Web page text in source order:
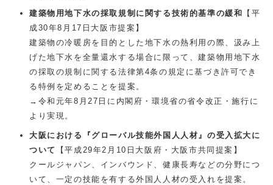
建築物用地下水の採取規制に関する技術的基準の緩和
【平
成30年8月17日大阪市提案】
建築物の冷暖房を目的とした地下水の熱利用の際、汲み上
げた地下水を全量還水する場合に限って、建築物用地下水
の採取の規制に関する法律第4条の規定に基づき許可でき
る特例を定めることを提案。
→令和元年8月27日に内閣府・環境省の省令改正・施行に
より実現。
大阪における『グローバル技能外国人人材』の受入拡大に
ついて
【平成29年2月10日大阪府・大阪市共同提案】
クールジャパン、インバウンド、健康長寿などの分野につ
いて、一定の技能を有する外国人人材の受入れを提案。